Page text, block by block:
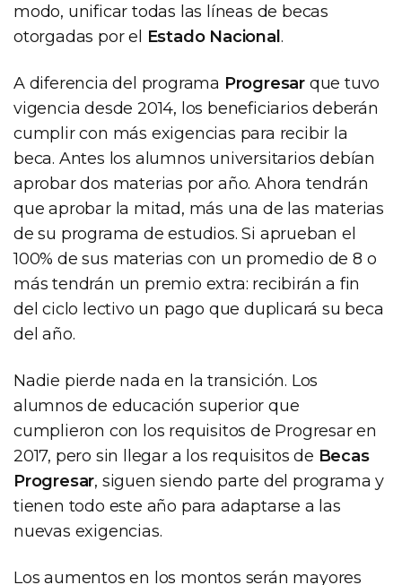
modo, unificar todas las líneas de becas
otorgadas por el Estado Nacional .
A diferencia del programa Progresar que tuvo
vigencia desde 2014, los beneficiarios deberán
cumplir con más exigencias para recibir la
beca. Antes los alumnos universitarios debían
aprobar dos materias por año. Ahora tendrán
que aprobar la mitad, más una de las materias
de su programa de estudios. Si aprueban el
100% de sus materias con un promedio de 8 o
más tendrán un premio extra: recibirán a fin
del ciclo lectivo un pago que duplicará su beca
del año.
Nadie pierde nada en la transición. Los
alumnos de educación superior que
cumplieron con los requisitos de Progresar en
2017, pero sin llegar a los requisitos de Becas
Progresar, siguen siendo parte del programa y
tienen todo este año para adaptarse a las
nuevas exigencias.
Los aumentos en los montos serán mayores